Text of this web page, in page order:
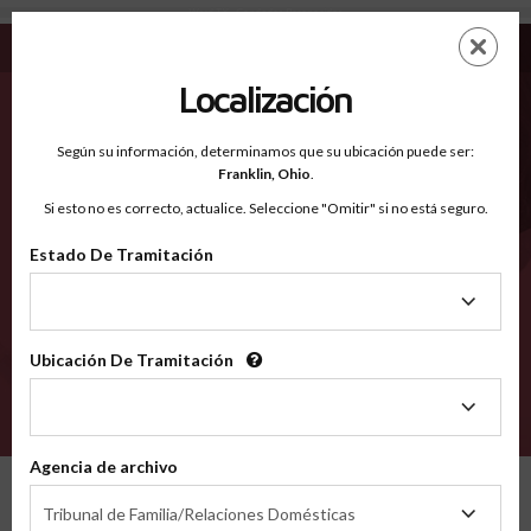
Ward TX - Condados Reconocidos
EN
Condados Reconocidos
2600
Localización
Según su información, determinamos que su ubicación puede ser:
Franklin, Ohio.
Si esto no es correcto, actualice. Seleccione "Omitir" si no está seguro.
Estado De Tramitación
Tramitación
Ubicación De Tramitación
Tramitación
Agencia de archivo
Tribunal de Familia/Relaciones Domésticas
de